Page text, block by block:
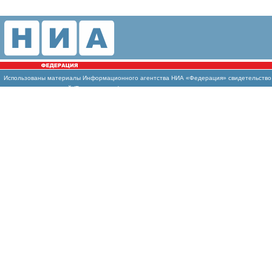
Использованы материалы Информационного агентства НИА «Федерация»
массовых коммуникаций (Роскомнадзор)